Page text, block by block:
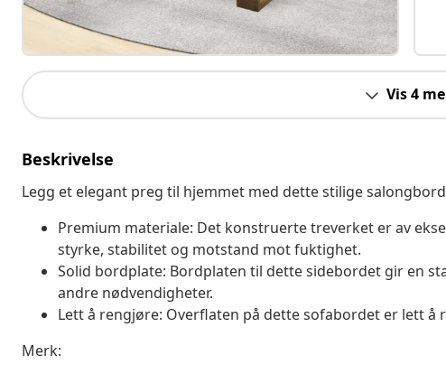
Vis 4
Beskrivelse
Legg et elegant preg til hjemmet med dette stilige
Premium materiale: Det konstruerte treverket er av
styrke, stabilitet og motstand mot fuktighet.
Solid bordplate: Bordplaten til dette sidebordet gir en
andre nødvendigheter.
Lett å rengjøre: Overflaten på dette sofabordet er lett å
Merk: